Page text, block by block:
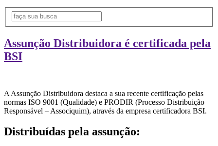
Assunção Distribuidora é certificada pela
BSI
A Assunção Distribuidora destaca a sua recente certificação pelas
normas ISO 9001 (Qualidade) e PRODIR (Processo Distribuição
Responsável – Associquim), através da empresa certificadora BSI.
Distribuídas pela assunção: